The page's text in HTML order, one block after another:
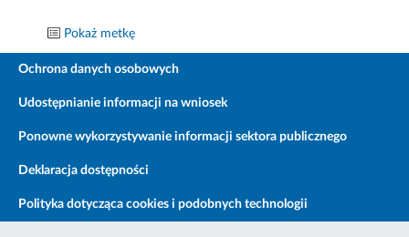
Pokaż metkę
Ochrona danych osobowych
Udostępnianie informacji na wniosek
Ponowne wykorzystywanie informacji sektora publicznego
Deklaracja dostępności
Polityka dotycząca cookies i podobnych technologii